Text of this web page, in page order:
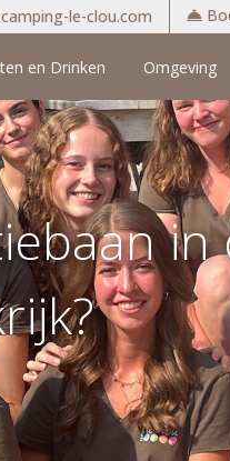
le-clou.com
en Drinken Omgeving